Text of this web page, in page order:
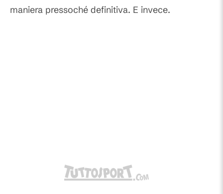
maniera pressoché definitiva. E invece.